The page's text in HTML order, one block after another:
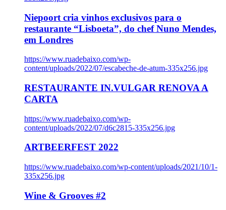
Niepoort cria vinhos exclusivos para o
restaurante “Lisboeta”, do chef Nuno Mendes,
em Londres
https://www.ruadebaixo.com/wp-
content/uploads/2022/07/escabeche-de-atum-335x256.jpg
RESTAURANTE IN.VULGAR RENOVA A
CARTA
https://www.ruadebaixo.com/wp-
content/uploads/2022/07/d6c2815-335x256.jpg
ARTBEERFEST 2022
https://www.ruadebaixo.com/wp-content/uploads/2021/10/1-
335x256.jpg
Wine & Grooves #2